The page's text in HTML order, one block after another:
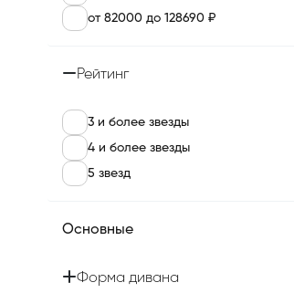
от 82000 до 128690 ₽
Рейтинг
3 и более звезды
4 и более звезды
5 звезд
Основные
Форма дивана